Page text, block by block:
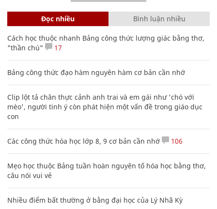
Đọc nhiều Bình luận nhiều
Cách học thuộc nhanh Bảng công thức lượng giác bằng thơ,
"thần chú"
17
Bảng công thức đạo hàm nguyên hàm cơ bản cần nhớ
Clip lột tả chân thực cảnh anh trai và em gái như 'chó với
mèo', người tinh ý còn phát hiện một vấn đề trong giáo dục
con
Các công thức hóa học lớp 8, 9 cơ bản cần nhớ 106
Mẹo học thuộc Bảng tuần hoàn nguyên tố hóa học bằng thơ,
câu nói vui vẻ
Nhiều điểm bất thường ở bằng đại học của Lý Nhã Kỳ